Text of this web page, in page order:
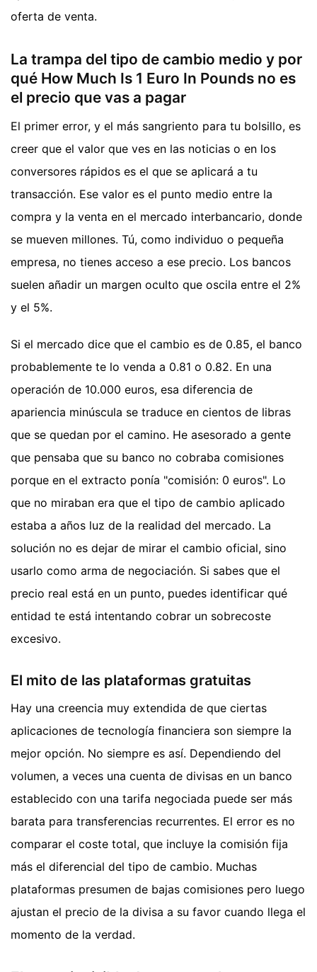
oferta de venta.
La trampa del tipo de cambio medio y por
qué How Much Is 1 Euro In Pounds no es
el precio que vas a pagar
El primer error, y el más sangriento para tu bolsillo, es
creer que el valor que ves en las noticias o en los
conversores rápidos es el que se aplicará a tu
transacción. Ese valor es el punto medio entre la
compra y la venta en el mercado interbancario, donde
se mueven millones. Tú, como individuo o pequeña
empresa, no tienes acceso a ese precio. Los bancos
suelen añadir un margen oculto que oscila entre el 2%
y el 5%.
Si el mercado dice que el cambio es de 0.85, el banco
probablemente te lo venda a 0.81 o 0.82. En una
operación de 10.000 euros, esa diferencia de
apariencia minúscula se traduce en cientos de libras
que se quedan por el camino. He asesorado a gente
que pensaba que su banco no cobraba comisiones
porque en el extracto ponía "comisión: 0 euros". Lo
que no miraban era que el tipo de cambio aplicado
estaba a años luz de la realidad del mercado. La
solución no es dejar de mirar el cambio oficial, sino
usarlo como arma de negociación. Si sabes que el
precio real está en un punto, puedes identificar qué
entidad te está intentando cobrar un sobrecoste
excesivo.
El mito de las plataformas gratuitas
Hay una creencia muy extendida de que ciertas
aplicaciones de tecnología financiera son siempre la
mejor opción. No siempre es así. Dependiendo del
volumen, a veces una cuenta de divisas en un banco
establecido con una tarifa negociada puede ser más
barata para transferencias recurrentes. El error es no
comparar el coste total, que incluye la comisión fija
más el diferencial del tipo de cambio. Muchas
plataformas presumen de bajas comisiones pero luego
ajustan el precio de la divisa a su favor cuando llega el
momento de la verdad.